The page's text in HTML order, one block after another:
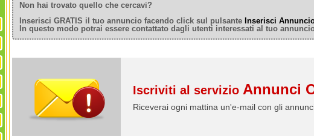
Non hai trovato quello che cercavi?
Inserisci GRATIS il tuo annuncio facendo click sul pulsante Inserisci
In questo modo potrai essere contattato dagli utenti interessati al tuo
Iscriviti al servizio Annunci
Riceverai ogni mattina un'e-mail con gli